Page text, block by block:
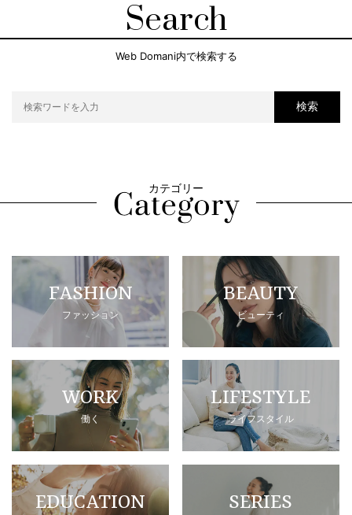
Search
Web Domani内で検索する
検索
カテゴリー
FASHION
ファッション
BEAUTY
ビューティ
WORK
働く
LIFESTYLE
ライフスタイル
EDUCATION SERIES